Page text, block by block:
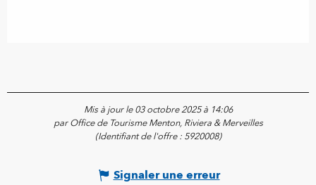
Mis à jour le 03 octobre 2025 à 14:06
par Office de Tourisme Menton, Riviera & Merveilles
(Identifiant de l'offre : 5920008)
Signaler une erreur